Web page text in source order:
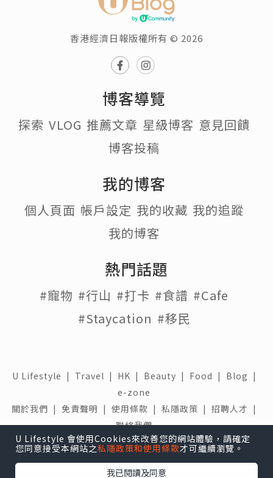
香港經濟日報版權所有 © 2026
博客導覽
探索 VLOG 推薦文章 星級博客 意見回饋
博客投稿
我的博客
個人頁面 帳戶設定 我的收藏 我的追蹤
我的博客
熱門話題
#寵物 #行山 #打卡 #食譜 #Cafe
#Staycation #移民
U Lifestyle | Travel | HK | Beauty | Food | Blog |
e-zone
關於我們 | 免責聲明 | 使用條款 | 私隱政策 | 招聘人才 |
聯絡我們
下載 U Lifestyle應用程式
U Lifestyle 會使用Cookies來改善您的網站體驗，請確定
您同意接受本網站之私隱政策和使用條款才可繼續瀏覽。
我已閱讀及同意